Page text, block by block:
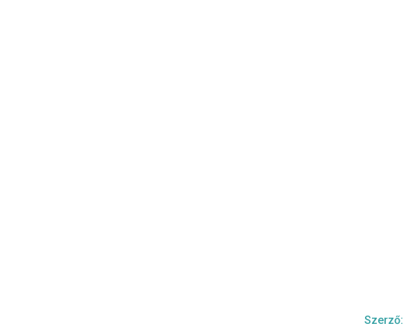
Szerző: